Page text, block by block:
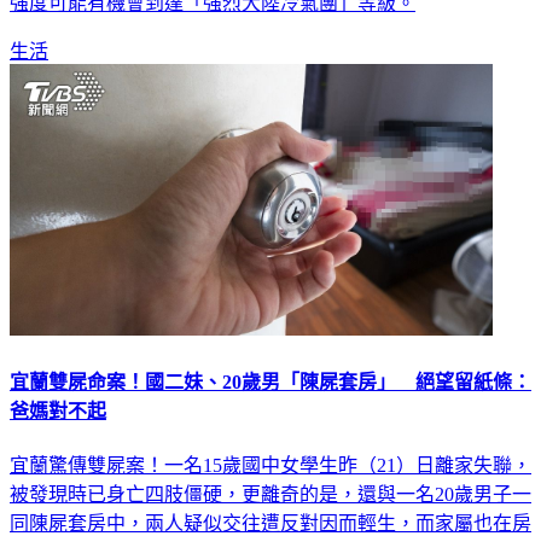
生活
宜蘭雙屍命案！國二妹、20歲男「陳屍套房」 絕望留紙條：
爸媽對不起
宜蘭驚傳雙屍案！一名15歲國中女學生昨（21）日離家失聯，
被發現時已身亡四肢僵硬，更離奇的是，還與一名20歲男子一
同陳屍套房中，兩人疑似交往遭反對因而輕生，而家屬也在房